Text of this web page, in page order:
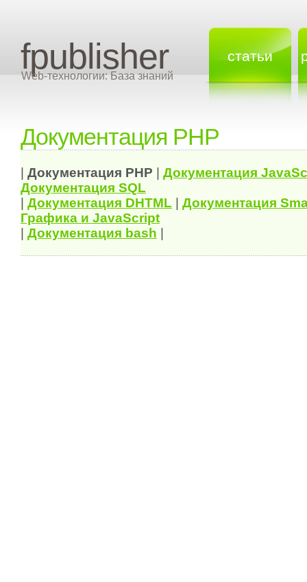
fpublisher
Web-технологии: База знаний
статьи
Документация PHP
Документация PHP Документация
Документация SQL
Документация DHTML
Документация
Графика и JavaScript
Документация bash